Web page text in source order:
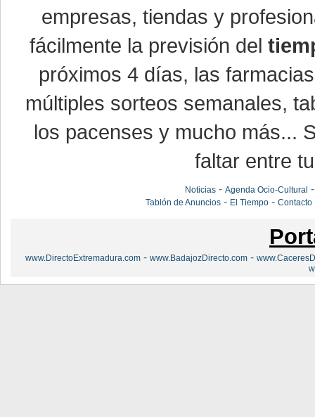
empresas, tiendas y
fácilmente la previsión del
próximos 4 días, las
múltiples sorteos semanales,
los pacenses y mucho más...
faltar entre
Noticias -Agenda Ocio-Cultural
Tablón de Anuncios - El Tiempo -Contacto
www.DirectoExtremadura.com - www.BadajozDirecto.com -